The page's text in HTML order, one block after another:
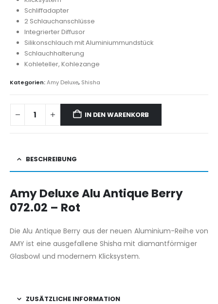
Schliffadapter
2 Schlauchanschlüsse
Integrierter Diffusor
Silikonschlauch mit Aluminiummundstück
Schlauchhalterung
Kohleteller, Kohlezange
Kategorien:Amy Deluxe, Shisha
IN DEN WARENKORB
BESCHREIBUNG
Amy Deluxe Alu Antique Berry
072.02 – Rot
Die Alu Antique Berry aus der neuen Aluminium-Reihe von
AMY ist eine ausgefallene Shisha mit diamantförmiger
Glasbowl und modernem Klicksystem.
ZUSÄTZLICHE INFORMATION